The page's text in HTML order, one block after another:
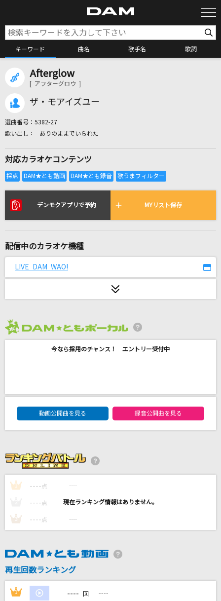
キーワード 曲名 歌手名 歌詞
全国りれき
リアルタイムで歌われている曲の一覧
洗濯機と君とラヂオ
小夜子
[生音]インフェルノ
ョン)
[生音]片想い
SUPER BEAVER
Afterglow
[ アフターグロウ ]
ザ・モアイズユー
選曲番号： 5382-27
ありのままでいられた
対応カラオケコンテンツ
デンモクアプリで予約 MYリスト保存
配信中のカラオケ機種
LIVE DAM WAO!
今なら採用のチャンス！ エントリー受付中
DAM★ともボーカルエントリーランキング
動画公開曲を見る
録音公開曲を見る
1 ---- 点 ----
---- 点 ----
3 ---- 点 ----
再生回数ランキング
1 ---- 回 ----